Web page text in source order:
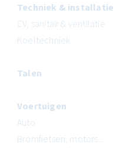
Techniek & installatie
CV, sanitair & ventilatie
Koeltechniek
Talen
Voertuigen
Auto
Bromfietsen, motors...